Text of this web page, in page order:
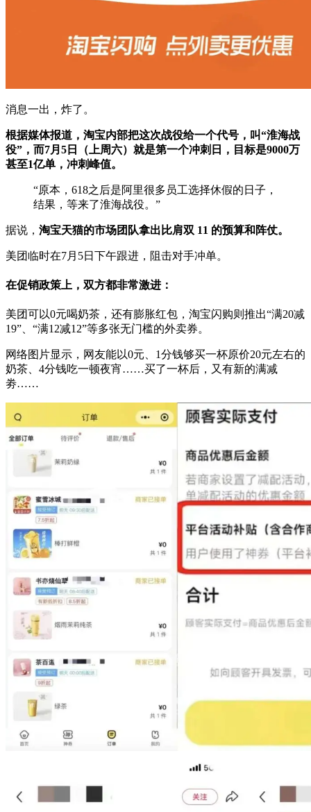
消息一出，炸了。
根据媒体报道，淘宝内部把这次战役给一个代号，叫“淮海战
役”， 而7月5日（上周六）就是第一个冲刺日，目标是9000万
甚至1亿单，冲刺峰值。
“原本，618之后是阿里很多员工选择休假的日子，
结果，等来了淮海战役。”
据说， 淘宝天猫的市场团队拿出比肩双 11 的预算和阵仗。
美团临时在7月5日下午跟进，阻击对手冲单。
在促销政策上，双方都非常激进：
美团可以0元喝奶茶，还有膨胀红包，淘宝闪购则推出“满20减
19”、“满12减12”等多张无门槛的外卖券。
网络图片显示，网友能以0元、1分钱够买一杯原价20元左右的
奶茶、4分钱吃一顿夜宵……买了一杯后，又有新的满减
劵……